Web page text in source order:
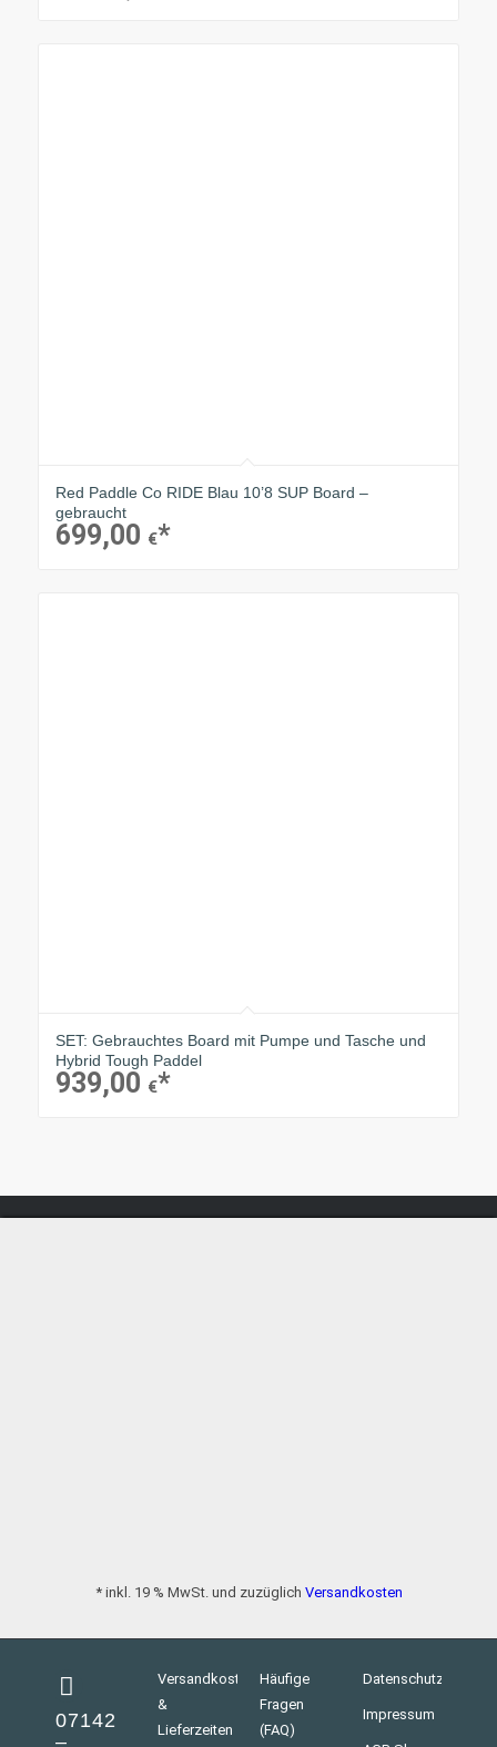
Red Paddle Co RIDE Blau 10’8 SUP Board –
gebraucht
699,00 €
SET: Gebrauchtes Board mit Pumpe und Tasche und
Hybrid Tough Paddel
939,00 €
* inkl. 19 % MwSt. und zuzüglich Versandkosten
07142
–
Versandkosten
&
Lieferzeiten
Häufige
Fragen
(FAQ)
Datenschutz
Impressum